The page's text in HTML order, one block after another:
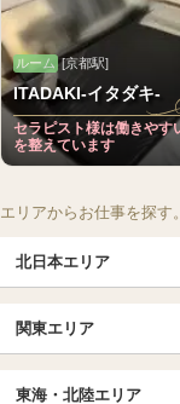
ルーム [京都駅]
ITADAKI-イタダキ-
セラピスト様は働きやす
を整えています
エリアからお仕事を探す。
北日本エリア
北海道（札幌・旭川
岩手 (盛岡・北
関東エリア
東海・北陸エリア